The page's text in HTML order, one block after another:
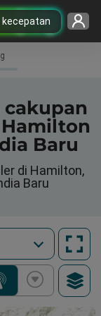
kecepatan
Hamilton
Baru
di Hamilton,
Baru